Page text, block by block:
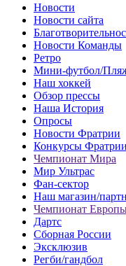
Новости
Новости сайта
Новости Команды
Ретро
Мини-футбол/
Наш хоккей
Обзор прессы
Наша История
Опросы
Новости Фратрии
Конкурсы Фратрии
Чемпионат Мира
Мир Ультрас
Фан-cектор
Наш магазин/
Чемпионат
Дартс
Сборная России
Эксклюзив
Регби/гандбол